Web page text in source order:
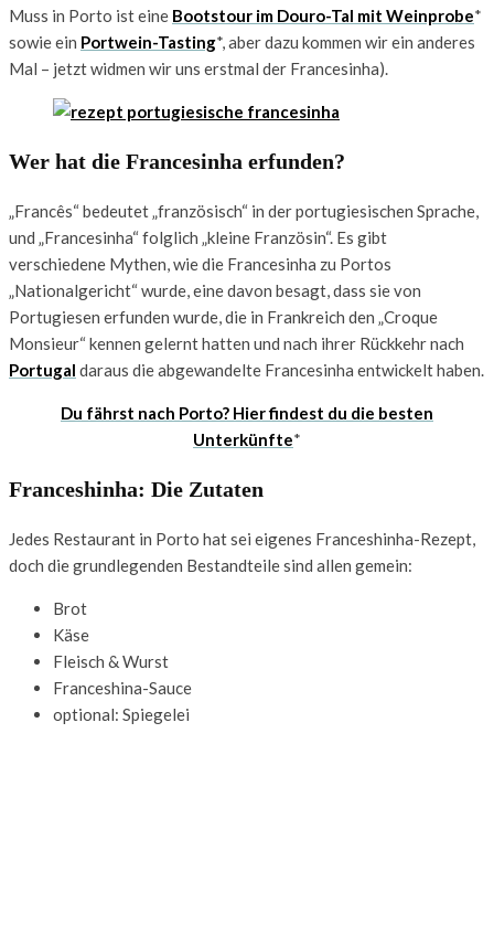
Muss in Porto ist eine Bootstour im Douro-Tal mit Weinprobe*
sowie ein Portwein-Tasting*, aber dazu kommen wir ein anderes
Mal – jetzt widmen wir uns erstmal der Francesinha).
Wer hat die Francesinha erfunden?
„Francês“ bedeutet „französisch“ in der portugiesischen Sprache,
und „Francesinha“ folglich „kleine Französin“. Es gibt
verschiedene Mythen, wie die Francesinha zu Portos
„Nationalgericht“ wurde, eine davon besagt, dass sie von
Portugiesen erfunden wurde, die in Frankreich den „Croque
Monsieur“ kennen gelernt hatten und nach ihrer Rückkehr nach
Portugal daraus die abgewandelte Francesinha entwickelt haben.
Du fährst nach Porto? Hier findest du die besten
Unterkünfte*
Franceshinha: Die Zutaten
Jedes Restaurant in Porto hat sei eigenes Franceshinha-Rezept,
doch die grundlegenden Bestandteile sind allen gemein:
Brot
Käse
Fleisch & Wurst
Franceshina-Sauce
optional: Spiegelei